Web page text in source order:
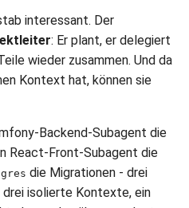
interessant. Der
: Er plant, er delegiert
wieder zusammen. Und da
Kontext hat, können sie
Backend-Subagent die
React-Front-Subagent die
die Migrationen - drei
isolierte Kontexte, ein